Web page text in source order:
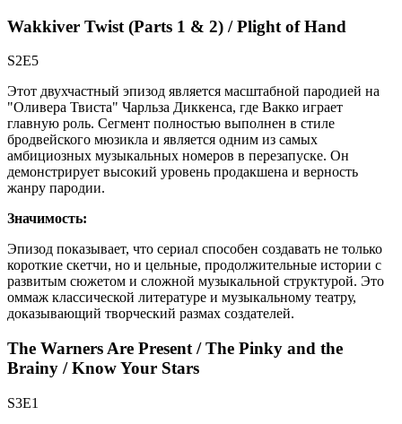
Wakkiver Twist (Parts 1 & 2) / Plight of Hand
S2E5
Этот двухчастный эпизод является масштабной пародией на
"Оливера Твиста" Чарльза Диккенса, где Вакко играет
главную роль. Сегмент полностью выполнен в стиле
бродвейского мюзикла и является одним из самых
амбициозных музыкальных номеров в перезапуске. Он
демонстрирует высокий уровень продакшена и верность
жанру пародии.
Значимость:
Эпизод показывает, что сериал способен создавать не только
короткие скетчи, но и цельные, продолжительные истории с
развитым сюжетом и сложной музыкальной структурой. Это
оммаж классической литературе и музыкальному театру,
доказывающий творческий размах создателей.
The Warners Are Present / The Pinky and the
Brainy / Know Your Stars
S3E1